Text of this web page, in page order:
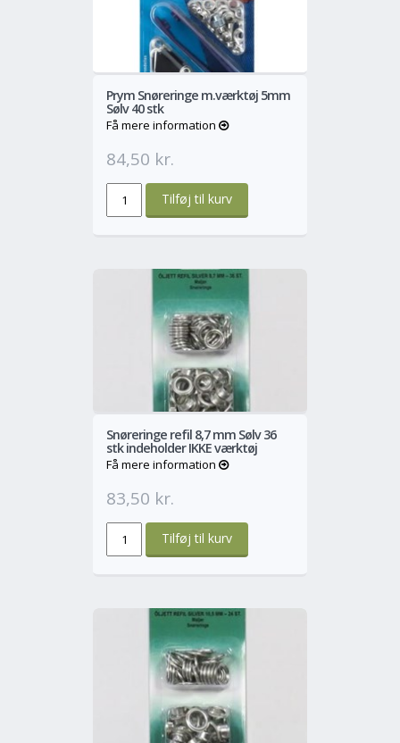
Prym Snøreringe m.værktøj 5mm
Sølv 40 stk
Få mere information
84,50 kr.
Snøreringe refil 8,7 mm Sølv 36
stk indeholder IKKE værktøj
Få mere information
83,50 kr.